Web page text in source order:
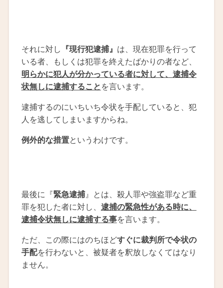
それに対し 『現行犯逮捕』 は、現在犯罪を行って
いる者、もしくは犯罪を終えたばかりの者など、
明らかに犯人が分かっている者に対して、逮捕令
状無しに逮捕すること を言います。
逮捕するのにいちいち令状を手配していると、犯
人を逃してしまいますからね。
例外的な措置というわけです。
最後に『緊急逮捕』とは、殺人罪や強盗罪など重
罪を犯した者に対し、 逮捕の緊急性がある時に、
逮捕令状無しに逮捕する事を言います。
ただ、この際にはのちほどすぐに裁判所で令状の
手配を行わないと、被疑者を釈放しなくてはなり
ません。